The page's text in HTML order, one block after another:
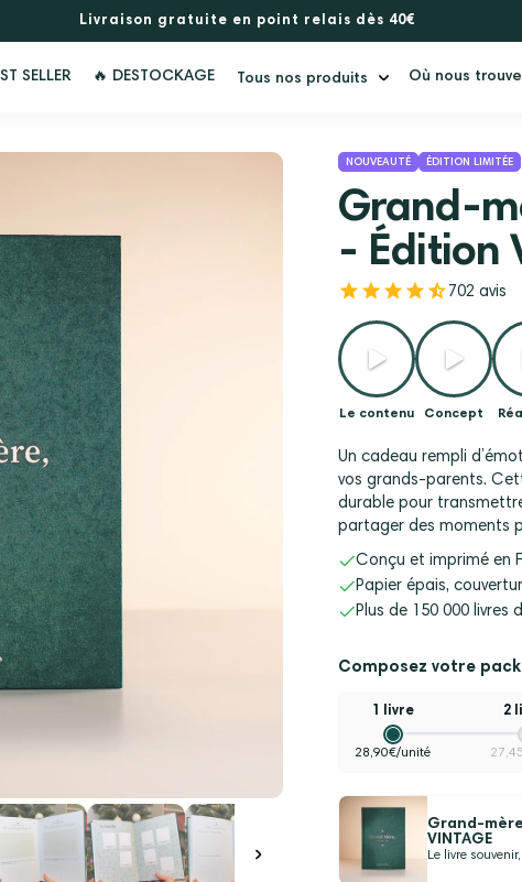
Livraison gratuite en point relais dès 40€
SELLER 🔥 DESTOCKAGE Tous nos produits Où nous
NOUVEAUTÉ ÉDITION LIMITÉE
Grand-
- Édition
702 avis
702
des
critiques
Le contenu Concept
Un cadeau rempli
vos grands-parents.
durable pour
partager des moments
Conçu et imprimé en
Papier épais,
Plus de 150 000 livres
Composez votre pack
1 livre
28,90€/unité
2
Grand-
VINTAGE
Le livre